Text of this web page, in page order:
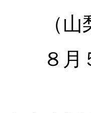
（山梨
８月５